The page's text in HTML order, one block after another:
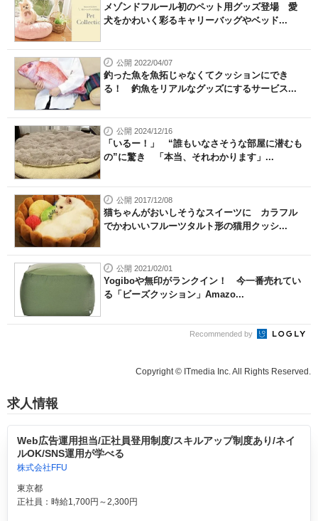
メゾンドフルール初のペット用グッズ登場 愛
犬をかわいく彩るキャリーバッグやベッド...
公開 2022/04/07
釣った魚を魚拓じゃなくてクッションにでき
る！ 釣魚をリアルなグッズにするサービス...
公開 2024/12/16
「いるー！」 “誰もいなさそうな部屋に潜むも
の”に驚き 「本当、それわかります」...
公開 2017/12/08
猫ちゃんがおいしそうなスイーツに カラフル
でかわいいフルーツタルト形の猫用クッシ...
公開 2021/02/01
Yogiboや無印がランクイン！ 今一番売れてい
る「ビーズクッション」Amazo...
Recommended by
Copyright © ITmedia Inc. All Rights Reserved.
求人情報
Web広告運用担当/正社員登用制度/スキルアップ制度あり/ネイ
ルOK/SNS運用が学べる
株式会社FFU
東京都
正社員：時給1,700円～2,300円